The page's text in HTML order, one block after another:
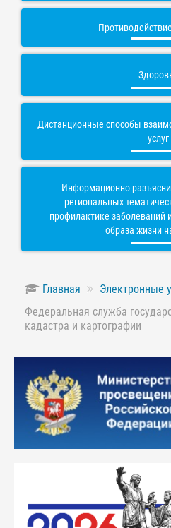
Дистанционные способы
услуг
Информационно-
региональных
профилактике заболеваний
образа жизни
Главная
Электронные
Федеральная служба
кадастра и картографии